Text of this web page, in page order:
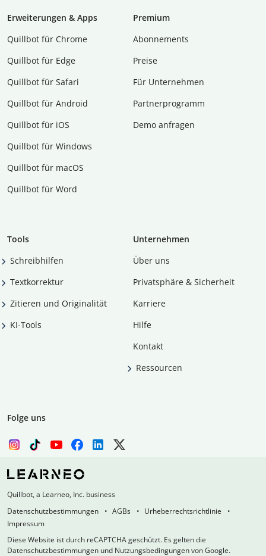
Erweiterungen & Apps
Quillbot für Chrome
Quillbot für Edge
Quillbot für Safari
Quillbot für Android
Quillbot für iOS
Quillbot für Windows
Quillbot für macOS
Quillbot für Word
Premium
Abon­ne­ments
Preise
Für Unternehmen
Partnerprogramm
Demo anfragen
Tools
Schreibhilfen
Textkorrektur
Zitieren und Originalität
KI-Tools
Unternehmen
Über uns
Privatsphäre & Sicherheit
Karriere
Hilfe
Kontakt
Ressourcen
Folge uns
Quillbot, a Learneo, Inc. business
Datenschutzbestimmungen
AGBs
Urheberrechtsrichtlinie
Impressum
Diese Website ist durch reCAPTCHA geschützt. Es gelten die
Datenschutzbestimmungen und Nutzungsbedingungen von Google.